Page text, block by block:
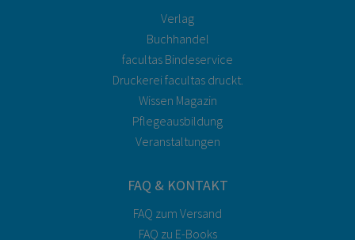
Verlag
Buchhandel
facultas Bindeservice
Druckerei facultas druckt.
Wissen Magazin
Pflegeausbildung
Veranstaltungen
FAQ & KONTAKT
FAQ zum Versand
FAQ zu E-Books